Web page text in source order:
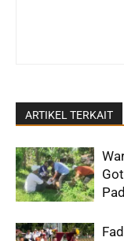
ARTIKEL TERKAIT